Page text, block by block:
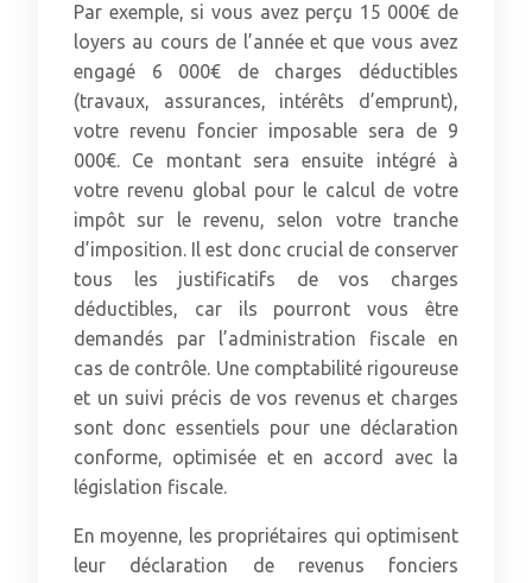
Par exemple, si vous avez perçu 15 000€ de
loyers au cours de l’année et que vous avez
engagé 6 000€ de charges déductibles
(travaux, assurances, intérêts d’emprunt),
votre revenu foncier imposable sera de 9
000€. Ce montant sera ensuite intégré à
votre revenu global pour le calcul de votre
impôt sur le revenu, selon votre tranche
d’imposition. Il est donc crucial de conserver
tous les justificatifs de vos charges
déductibles, car ils pourront vous être
demandés par l’administration fiscale en
cas de contrôle. Une comptabilité rigoureuse
et un suivi précis de vos revenus et charges
sont donc essentiels pour une déclaration
conforme, optimisée et en accord avec la
législation fiscale.
En moyenne, les propriétaires qui optimisent
leur déclaration de revenus fonciers